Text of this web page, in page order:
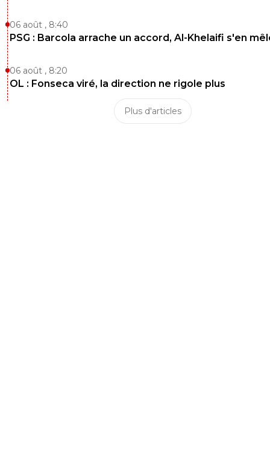
06 août , 8:40
PSG : Barcola arrache un accord, Al-Khelaifi s'en
06 août , 8:20
OL : Fonseca viré, la direction ne rigole plus
Plus d'articles